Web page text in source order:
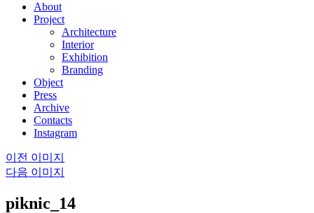
About
Project
Architecture
Interior
Exhibition
Branding
Object
Press
Archive
Contacts
Instagram
이전 이미지
다음 이미지
piknic_14